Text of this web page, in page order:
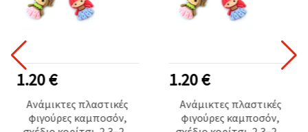
1.20 €
Ανάμικτες πλαστικές
φιγούρες καμποσόν,
1.20 €
Ανάμικτες πλαστικές
φιγούρες καμποσόν,